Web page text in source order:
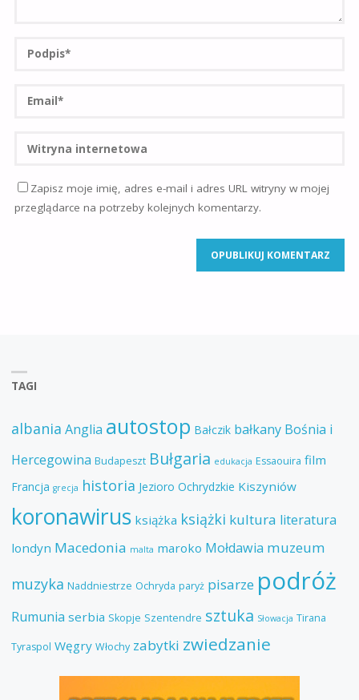
Zapisz moje imię, adres e-mail i adres URL witryny w mojej
przeglądarce na potrzeby kolejnych komentarzy.
TAGI
albania Anglia autostop Bałczik bałkany Bośnia i
Hercegowina Budapeszt Bułgaria edukacja Essaouira film
Francja grecja historia Jezioro Ochrydzkie Kiszyniów
koronawirus książka książki kultura literatura
londyn Macedonia malta maroko Mołdawia muzeum
muzyka Naddniestrze Ochryda paryż pisarze podróż
Rumunia serbia Skopje Szentendre sztuka Słowacja Tirana
Tyraspol Węgry Włochy zabytki zwiedzanie